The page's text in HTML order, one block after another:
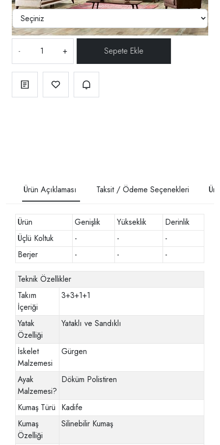
- +
Ürün Açıklaması Taksit / Ödeme Seçenekleri
Ürün Genişlik Yükseklik
Derinlik
Üçlü Koltuk
- -
-
Berjer
- - -
Teknik Özellikler
Takım
İçeriği
3+3+1+1
Yatak
Özelliği
Yataklı ve Sandıklı
İskelet
Malzemesi
Gürgen
Ayak
Malzemesi?
Döküm Polistiren
Kumaş Türü
Kadife
Kumaş
Özelliği
Silinebilir Kumaş